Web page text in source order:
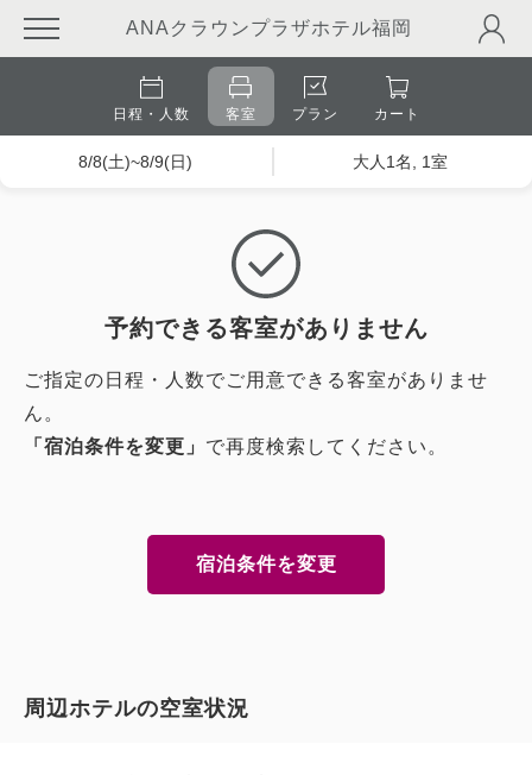
ANAクラウンプラザホテル福岡
日程・人数 客室 プラン カート
8/8(土)~8/9(日) 大人1名, 1室
予約できる客室がありません
ご指定の日程・人数でご用意できる客室がありませ
ん。
「宿泊条件を変更」 で再度検索してください。
宿泊条件を変更
周辺ホテルの空室状況